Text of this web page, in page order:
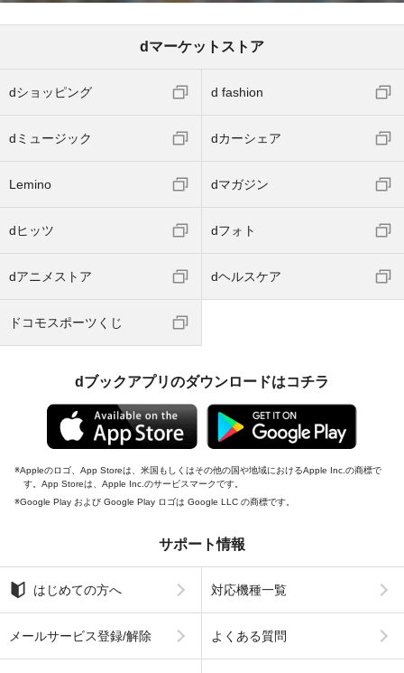
dマーケットストア
dショッピング d fashion
dミュージック dカーシェア
Lemino dマガジン
dヒッツ dフォト
dアニメストア dヘルスケア
ドコモスポーツくじ
dブックアプリのダウンロードはコチラ
Appleのロゴ、App Storeは、米国もしくはその他の国や地域におけるApple Inc.の商標で
す。App Storeは、Apple Inc.のサービスマークです。
Google Play および Google Play ロゴは Google LLC の商標です。
サポート情報
はじめての方へ 対応機種一覧
メールサービス登録/解除 よくある質問